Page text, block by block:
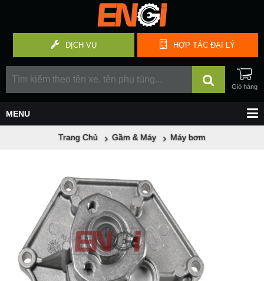
HỢP TÁC ĐẠI LÝ
DỊCH VỤ
Trang Chủ Gầm & Máy Máy bơm